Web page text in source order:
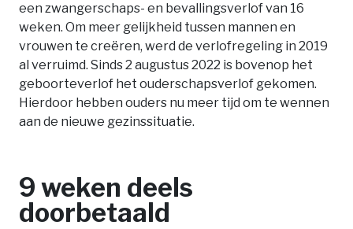
een zwangerschaps- en bevallingsverlof van 16
weken. Om meer gelijkheid tussen mannen en
vrouwen te creëren, werd de verlofregeling in 2019
al verruimd. Sinds 2 augustus 2022 is bovenop het
geboorteverlof het ouderschapsverlof gekomen.
Hierdoor hebben ouders nu meer tijd om te wennen
aan de nieuwe gezinssituatie.
9 weken deels
doorbetaald